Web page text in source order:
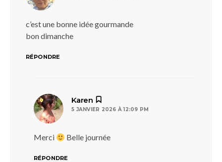
c’est une bonne idée gourmande
bon dimanche
RÉPONDRE
Karen
5 JANVIER 2026 À 12:09 PM
Merci Belle journée
RÉPONDRE